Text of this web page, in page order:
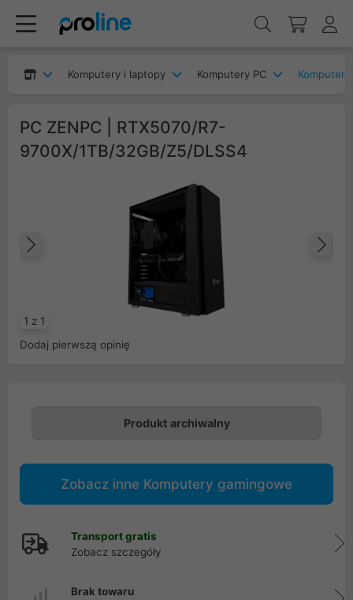
Komputery i laptopy Komputery PC
PC ZENPC | RTX5070/R7-
9700X/1TB/32GB/Z5/DLSS4
1 z 1
Poprzedni
Dodaj pierwszą opinię
Produkt archiwalny
Zobacz inne Komputery gamingowe
Transport gratis
Zobacz szczegóły
Brak towaru